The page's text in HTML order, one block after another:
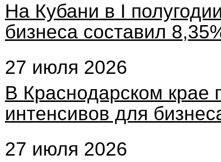
На Кубани в I
бизнеса составил
27 июля 2026
В Краснодарском
интенсивов для
27 июля 2026